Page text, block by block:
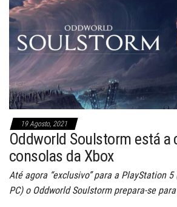
19 Agosto, 2021
Oddworld Soulstorm está a
consolas da Xbox
Até agora “exclusivo” para a PlayStation
PC) o Oddworld Soulstorm prepara-se